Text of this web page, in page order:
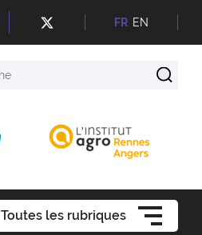
FR EN
Toutes les rubriques